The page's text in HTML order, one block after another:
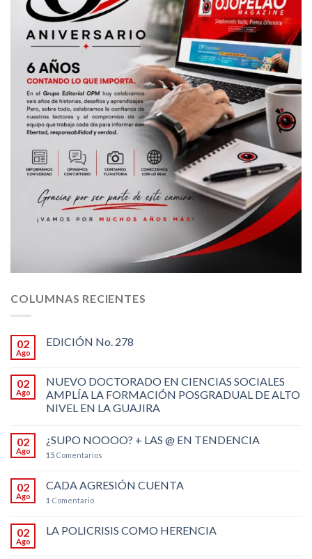
COLUMNAS RECIENTES
02
Ago
EDICIÓN No. 278
02
Ago
NUEVO DOCTORADO EN CIENCIAS SOCIALES
AMPLÍA LA FORMACIÓN POSGRADUAL DE ALTO
NIVEL EN LA GUAJIRA
02
Ago
¿SUPO NOOOO? + LAS @ EN TENDENCIA
15 Comentarios
02
Ago
CADA AGRESIÓN CUENTA
1 Comentario
02
Ago
LA POLICRISIS COMO HERENCIA